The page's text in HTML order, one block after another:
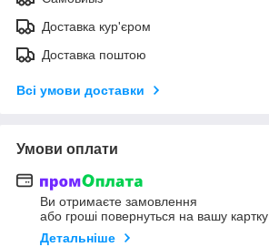
Доставка кур'єром
Доставка поштою
Всі умови доставки
Умови оплати
Ви отримаєте замовлення
або гроші повернуться на вашу картку
Детальніше